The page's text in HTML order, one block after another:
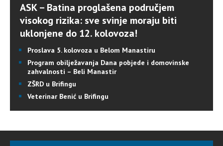
ASK – Batina proglašena područjem
visokog rizika: sve svinje moraju biti
uklonjene do 12. kolovoza!
Proslava 5. kolovoza u Belom Manastiru
Program obilježavanja Dana pobjede i domovinske
zahvalnosti – Beli Manastir
ZŠRD u Brifingu
Veterinar Benić u Brifingu